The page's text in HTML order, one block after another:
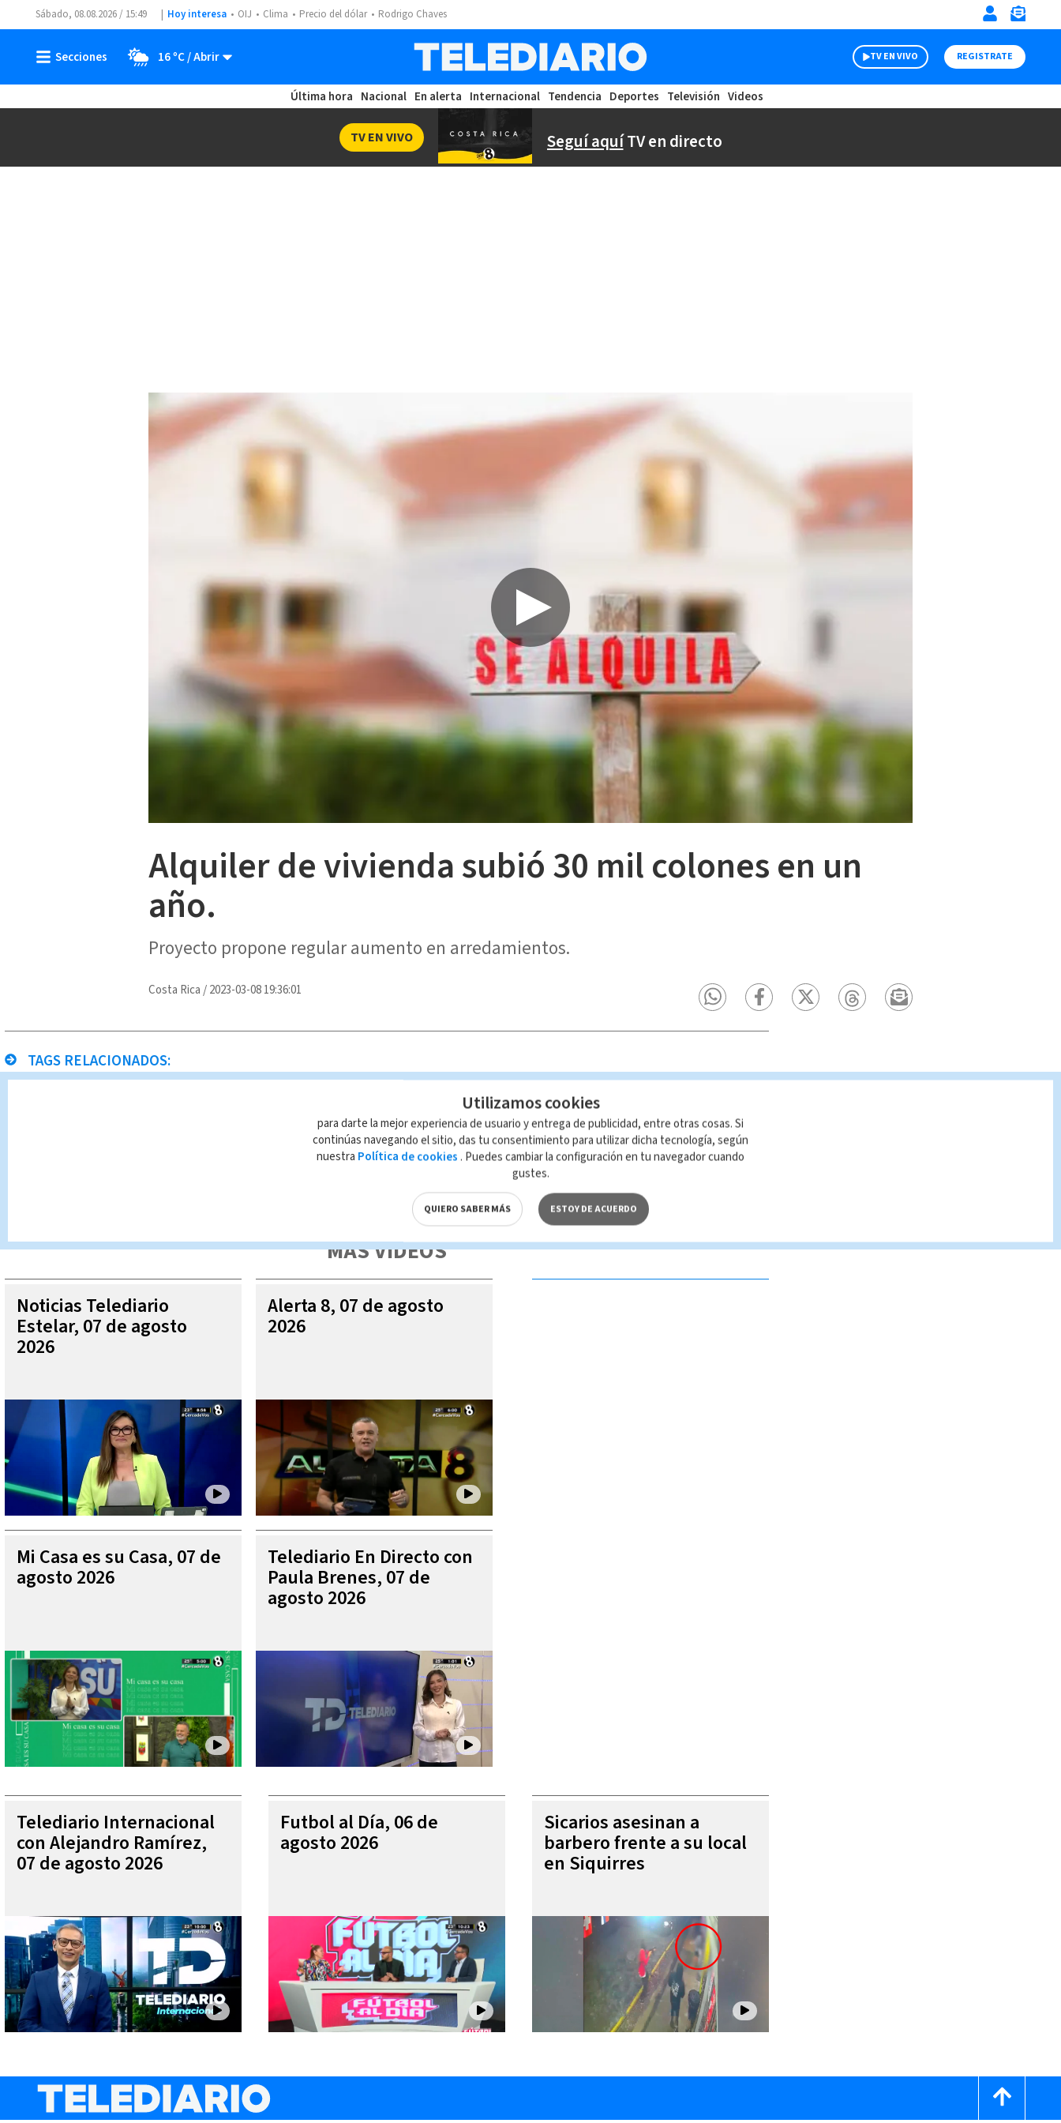
Sábado, 08.08.2026 / 15:49 Hoy interesa OIJ Clima Precio del dólar Rodrigo Chaves
16 ºC TV EN VIVO REGISTRATE
Última hora Nacional En alerta Internacional Tendencia Deportes Televisión Videos
Seguí aquíTV en directo
TV EN VIVO
Alquiler de vivienda subió 30 mil colones en un
año.
Proyecto propone regular aumento en arredamientos.
Costa Rica /2023-03-08 19:36:01
TAGS RELACIONADOS:
Queda prohibida la reproducción total o parcial del contenido de esta página, mismo que es propiedad de TELEDIARIO; su reproducción no
autorizada constituye una infracción y un delito de conformidad con las leyes aplicables.
MÁS VIDEOS
Noticias Telediario
Estelar, 07 de agosto
2026
Alerta 8, 07 de agosto
2026
Mi Casa es su Casa, 07 de
agosto 2026
Telediario En Directo con
Paula Brenes, 07 de
agosto 2026
Telediario Internacional
con Alejandro Ramírez,
07 de agosto 2026
Futbol al Día, 06 de
agosto 2026
Sicarios asesinan a
barbero frente a su local
en Siquirres
Utilizamos cookies
para darte la mejor experiencia de usuario y entrega de publicidad, entre otras cosas. Si
continúas navegando el sitio, das tu consentimiento para utilizar dicha tecnología, según
nuestra Política de cookies . Puedes cambiar la configuración en tu navegador cuando
gustes.
QUIERO SABER MÁS ESTOY DE ACUERDO